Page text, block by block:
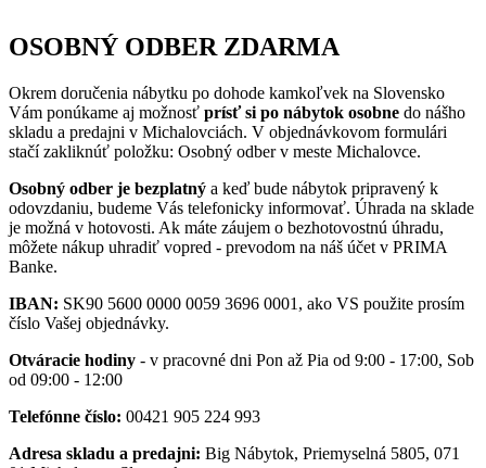
OSOBNÝ ODBER ZDARMA
Okrem doručenia nábytku po dohode kamkoľvek na Slovensko
Vám ponúkame aj možnosť prísť si po nábytok osobne do nášho
skladu a predajni v Michalovciách. V objednávkovom formulári
stačí zakliknúť položku: Osobný odber v meste Michalovce.
Osobný odber je bezplatný a keď bude nábytok pripravený k
odovzdaniu, budeme Vás telefonicky informovať. Úhrada na sklade
je možná v hotovosti. Ak máte záujem o bezhotovostnú úhradu,
môžete nákup uhradiť vopred - prevodom na náš účet v PRIMA
Banke.
IBAN: SK90 5600 0000 0059 3696 0001, ako VS použite prosím
číslo Vašej objednávky.
Otváracie hodiny - v pracovné dni Pon až Pia od 9:00 - 17:00, Sob
od 09:00 - 12:00
Telefónne číslo: 00421 905 224 993
Adresa skladu a predajni: Big Nábytok, Priemyselná 5805, 071